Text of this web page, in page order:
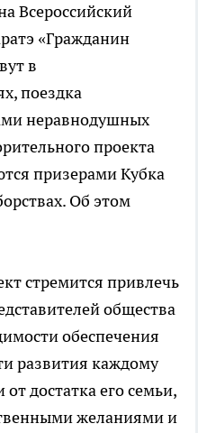
Всероссийский
«Гражданин
в
поездка
неравнодушных
проекта
призерами Кубка
Об этом
стремится привлечь
общества
обеспечения
развития каждому
достатка его семьи,
желаниями и